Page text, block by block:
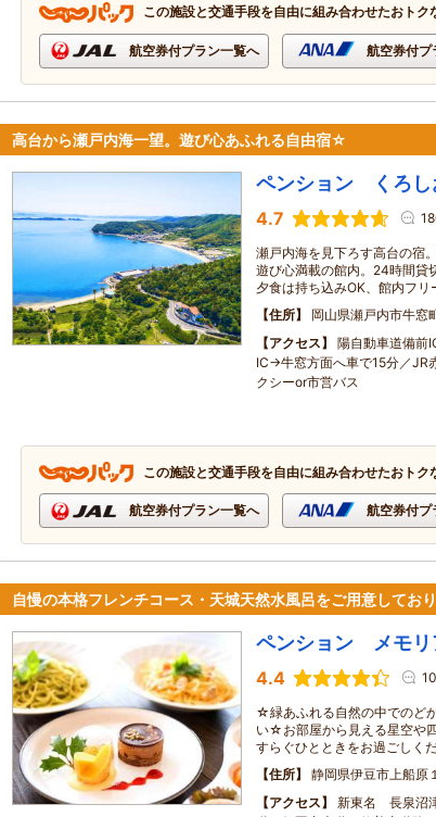
この施設と交通手段を自由に組み合わせたおトク
航空券付プラン一覧へ 航空券付プ
高台から瀬戸内海一望。遊び心あふれる自由宿☆
ペンション くろし
4.7
瀬戸内海を見下ろす高台の宿
遊び心満載の館内。24時間貸
夕食は持ち込みOK、館内フリ
住所
岡山県瀬戸内市牛窓
アクセス
陽自動車道備前
IC→牛窓方面へ車で15分／JR
クシーor市営バス
この施設と交通手段を自由に組み合わせたおトク
航空券付プラン一覧へ 航空券付プ
自慢の本格フレンチコース・天城天然水風呂をご用意してお
ペンション メモリ
4.4
☆緑あふれる自然の中でのど
い☆お部屋から見える星空や
すらぐひとときをお過ごしく
住所
静岡県伊豆市上船原
アクセス
新東名 長泉沼